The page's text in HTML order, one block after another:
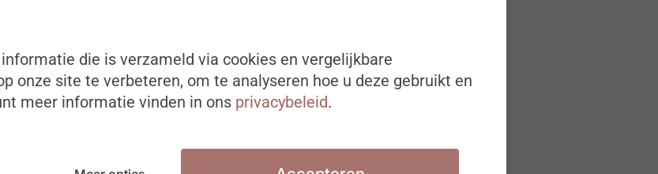
die is verzameld via cookies en vergelijkbare
onze site te verbeteren, om te analyseren hoe u deze gebruikt en
meer informatie vinden in ons privacybeleid.